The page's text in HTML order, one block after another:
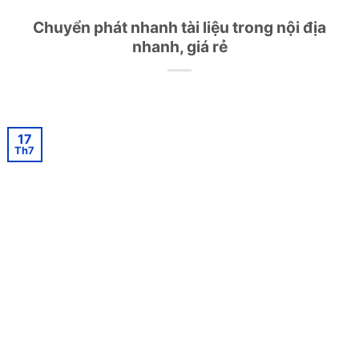
Chuyển phát nhanh tài liệu trong nội địa
nhanh, giá rẻ
17
Th7